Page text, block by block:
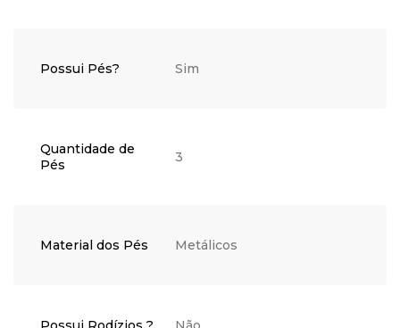
Possui Pés? Sim
Quantidade de
Pés
3
Material dos Pés Metálicos